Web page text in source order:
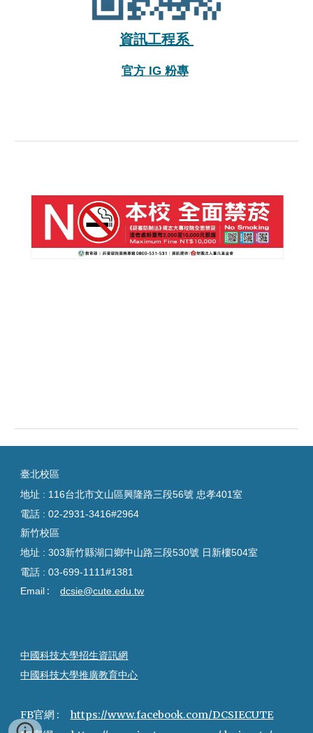
資訊工程系
官方 IG 粉專
臺北校區
地址 : 116台北市文山區興隆路三段56號 忠孝401室
電話 :02-2931-3416#2964
新竹校區
地址 : 303新竹縣湖口鄉中山路三段530號 日新樓504室
電話 :03-699-1111#1381
Email :dcsie@cute.edu.tw
中國科技大學招生資訊網
中國科技大學推廣教育中心
FB官網 : https://www.facebook.com/DCSIECUTE